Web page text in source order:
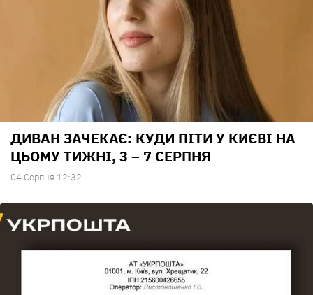
ДИВАН ЗАЧЕКАЄ: КУДИ ПІТИ У КИЄВІ НА
ЦЬОМУ ТИЖНІ, 3 – 7 СЕРПНЯ
04 Серпня 12:32